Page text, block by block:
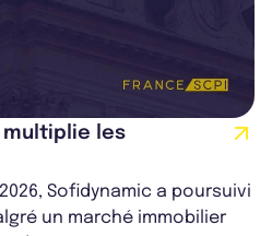
multiplie les
Sofidynamic a poursuivi
un marché immobilier